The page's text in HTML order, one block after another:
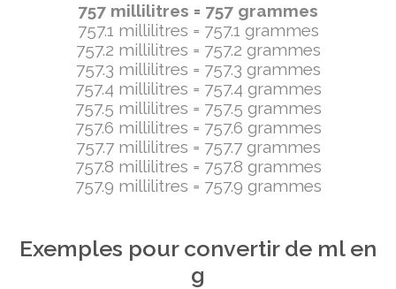
757 millilitres = 757 grammes
757.1 millilitres = 757.1 grammes
757.2 millilitres = 757.2 grammes
757.3 millilitres = 757.3 grammes
757.4 millilitres = 757.4 grammes
757.5 millilitres = 757.5 grammes
757.6 millilitres = 757.6 grammes
757.7 millilitres = 757.7 grammes
757.8 millilitres = 757.8 grammes
757.9 millilitres = 757.9 grammes
Exemples pour convertir de ml en
g